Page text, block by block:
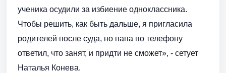
ученика осудили за избиение одноклассника.
Чтобы решить, как быть дальше, я пригласила
родителей после суда, но папа по телефону
ответил, что занят, и придти не сможет», - сетует
Наталья Конева.